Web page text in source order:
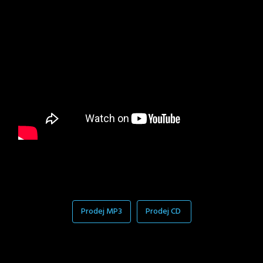
Prodej MP3 Prodej CD